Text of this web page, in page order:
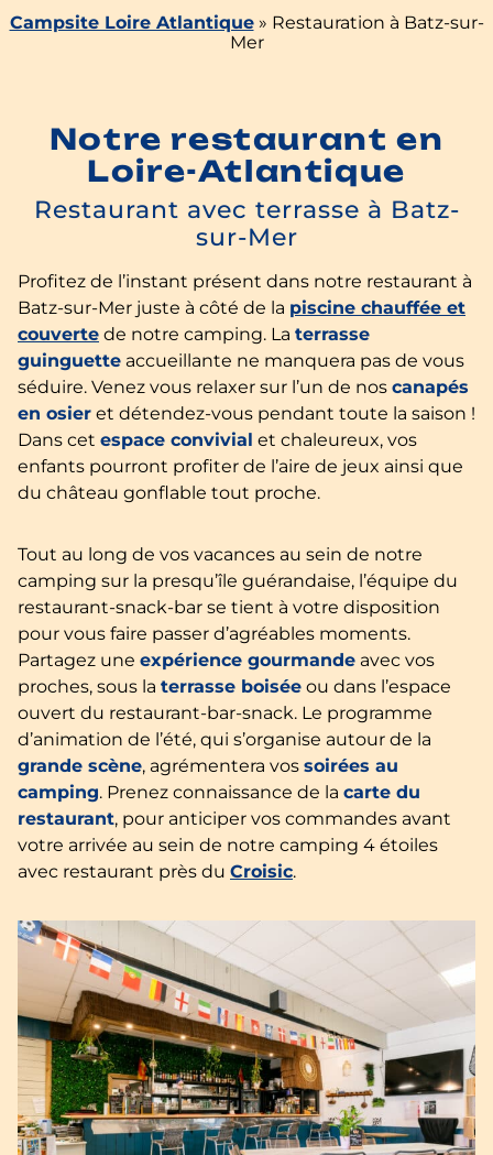
Campsite Loire Atlantique» Restauration à Batz-sur-
Mer
Notre restaurant en
Loire-Atlantique
Restaurant avec terrasse à Batz-
sur-Mer
Profitez de l’instant présent dans notre restaurant à
Batz-sur-Mer juste à côté de la piscine chauffée et
couverte de notre camping. La terrasse
guinguette accueillante ne manquera pas de vous
séduire. Venez vous relaxer sur l’un de nos canapés
en osier et détendez-vous pendant toute la saison !
Dans cet espace convivial et chaleureux, vos
enfants pourront profiter de l’aire de jeux ainsi que
du château gonflable tout proche.
Tout au long de vos vacances au sein de notre
camping sur la presqu’île guérandaise, l’équipe du
restaurant-snack-bar se tient à votre disposition
pour vous faire passer d’agréables moments.
Partagez une expérience gourmande avec vos
proches, sous la terrasse boisée ou dans l’espace
ouvert du restaurant-bar-snack. Le programme
d’animation de l’été, qui s’organise autour de la
grande scène, agrémentera vos soirées au
camping. Prenez connaissance de la carte du
restaurant, pour anticiper vos commandes avant
votre arrivée au sein de notre camping 4 étoiles
avec restaurant près du Croisic.